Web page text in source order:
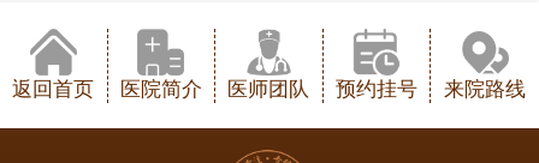
返回首页 医院简介 医师团队 预约挂号 来院路线